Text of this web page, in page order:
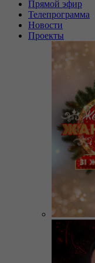
Прямой эфир
Телепрограмма
Новости
Проекты